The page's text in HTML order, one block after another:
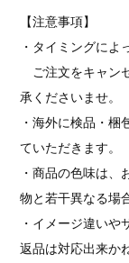
【注意事項】
・タイミングによ
ご注文をキャン
承くださいませ。
・海外に検品・
ていただきます。
・商品の色味は
物と若干異なる場
・イメージ違いや
返品は対応出来か